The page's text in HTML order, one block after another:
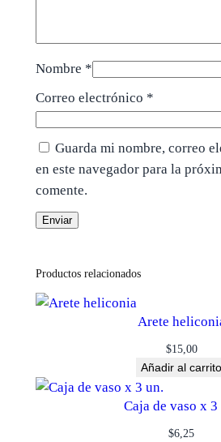
Nombre *
Correo electrónico *
Guarda mi nombre, correo
en este navegador para la
comente.
Productos relacionados
Arete
$15,00
Añadir al carrito
Caja de vaso x 3
$6,25